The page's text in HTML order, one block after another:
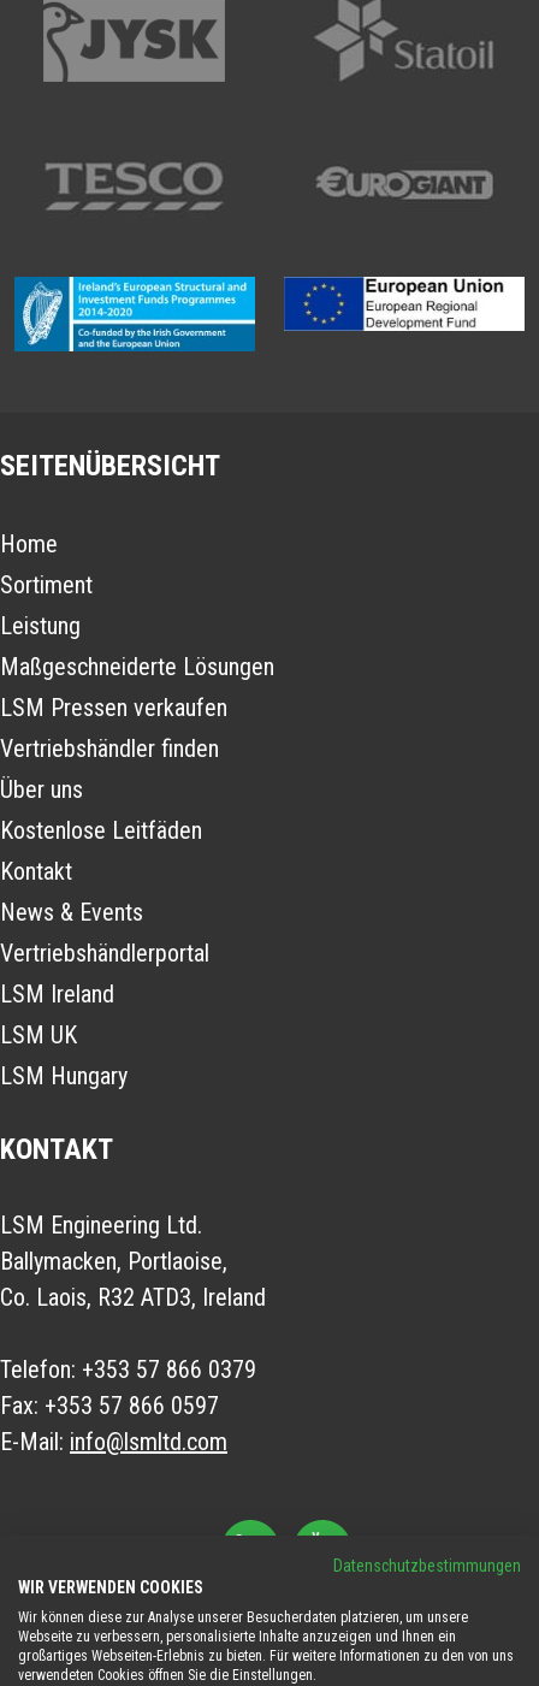
SEITENÜBERSICHT
Home
Sortiment
Leistung
Maßgeschneiderte Lösungen
LSM Pressen verkaufen
Vertriebshändler finden
Über uns
Kostenlose Leitfäden
Kontakt
News & Events
Vertriebshändlerportal
LSM Ireland
LSM UK
LSM Hungary
KONTAKT
LSM Engineering Ltd.
Ballymacken, Portlaoise,
Co. Laois, R32 ATD3, Ireland
Telefon: +353 57 866 0379
Fax: +353 57 866 0597
E-Mail: info@lsmltd.com
Datenschutzbestimmungen
WIR VERWENDEN COOKIES
Wir können diese zur Analyse unserer Besucherdaten platzieren, um unsere
Webseite zu verbessern, personalisierte Inhalte anzuzeigen und Ihnen ein
großartiges Webseiten-Erlebnis zu bieten. Für weitere Informationen zu den von uns
verwendeten Cookies öffnen Sie die Einstellungen.